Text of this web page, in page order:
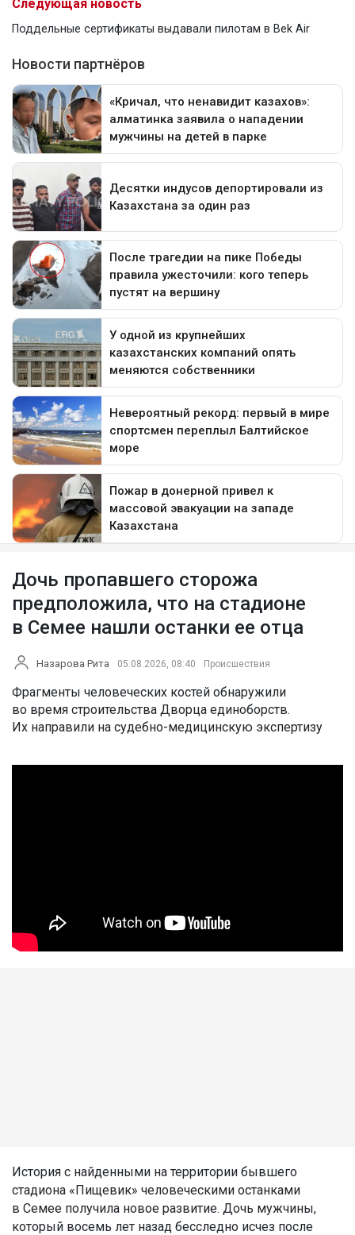
Следующая новость
Поддельные сертификаты выдавали пилотам в Bek Air
Дочь пропавшего сторожа
предположила, что на стадионе
в Семее нашли останки ее отца
Назарова Рита 05.08.2026, 08:40 Происшествия
Фрагменты человеческих костей обнаружили
во время строительства Дворца единоборств.
Их направили на судебно-медицинскую экспертизу
История с найденными на территории бывшего
стадиона «Пищевик» человеческими останками
в Семее получила новое развитие. Дочь мужчины,
который восемь лет назад бесследно исчез после